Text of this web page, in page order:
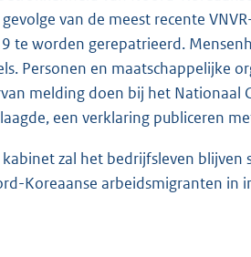
gevolge van de meest recente
te worden gerepatrieerd.
Personen en maatschappelijke
melding doen bij het Nationaal
een verklaring publiceren
zal het bedrijfsleven
Koreaanse arbeidsmigranten in